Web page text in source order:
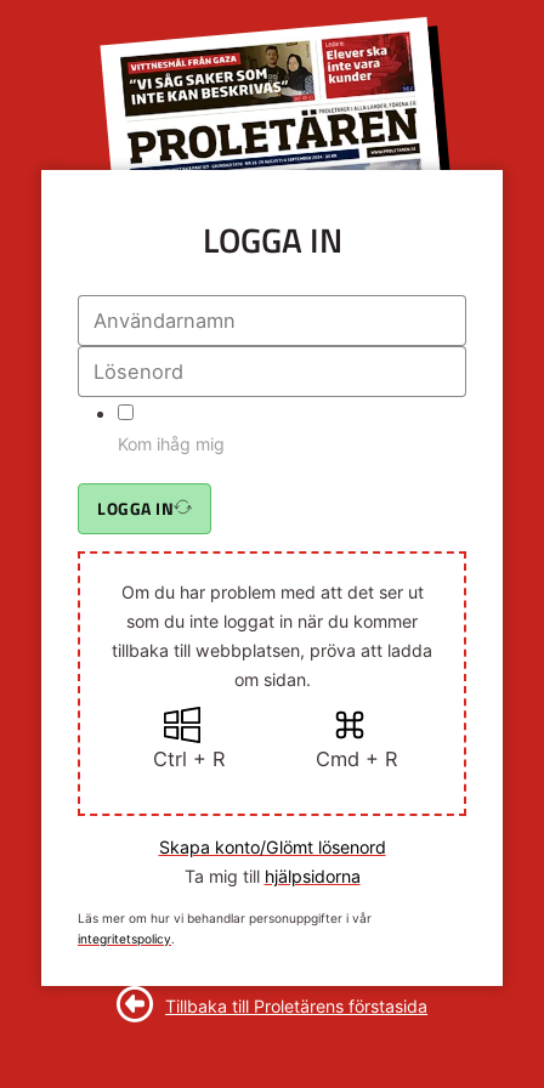
LOGGA IN
Kom ihåg mig
LOGGA IN
Om du har problem med att det ser ut
som du inte loggat in när du kommer
tillbaka till webbplatsen, pröva att ladda
om sidan.
Ctrl + R Cmd + R
Skapa konto/Glömt lösenord
Ta mig till hjälpsidorna
Läs mer om hur vi behandlar personuppgifter i vår
integritetspolicy.
Tillbaka till Proletärens förstasida